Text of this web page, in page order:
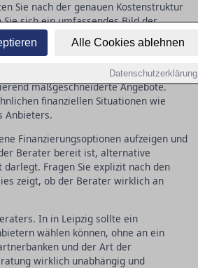
Alle Cookies ablehnen
Datenschutzerklärung
Sie nach der genauen Kostenstruktur
sich ein umfassendes Bild der
Anpassung der
in Leipzig nehmen sich Zeit, Ihre
maßgeschneiderte Angebote.
finanziellen Situationen wie
Anbieters.
Finanzierungsoptionen aufzeigen und
Berater bereit ist, alternative
Fragen Sie explizit nach den
zeigt, ob der Berater wirklich an
In in Leipzig sollte ein
wählen können, ohne an ein
und der Art der
wirklich unabhängig und